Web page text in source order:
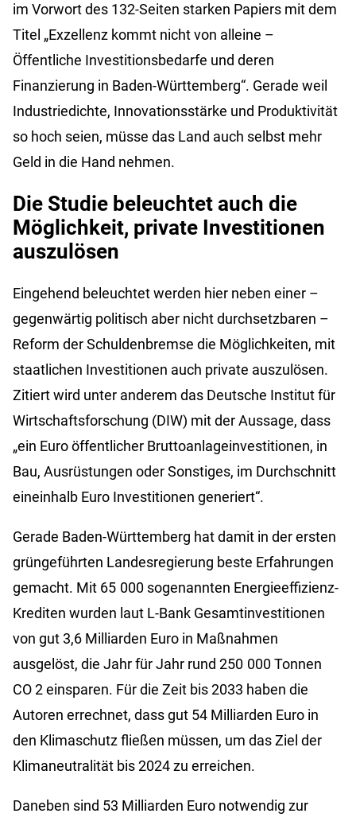
im Vorwort des 132-Seiten starken Papiers mit dem
Titel „Exzellenz kommt nicht von alleine –
Öffentliche Investitionsbedarfe und deren
Finanzierung in Baden-Württemberg“. Gerade weil
Industriedichte, Innovationsstärke und Produktivität
so hoch seien, müsse das Land auch selbst mehr
Geld in die Hand nehmen.
Die Studie beleuchtet auch die
Möglichkeit, private Investitionen
auszulösen
Eingehend beleuchtet werden hier neben einer –
gegenwärtig politisch aber nicht durchsetzbaren –
Reform der Schuldenbremse die Möglichkeiten, mit
staatlichen Investitionen auch private auszulösen.
Zitiert wird unter anderem das Deutsche Institut für
Wirtschaftsforschung (DIW) mit der Aussage, dass
„ein Euro öffentlicher Bruttoanlageinvestitionen, in
Bau, Ausrüstungen oder Sonstiges, im Durchschnitt
eineinhalb Euro Investitionen generiert“.
Gerade Baden-Württemberg hat damit in der ersten
grüngeführten Landesregierung beste Erfahrungen
gemacht. Mit 65 000 sogenannten Energieeffizienz-
Krediten wurden laut L-Bank Gesamtinvestitionen
von gut 3,6 Milliarden Euro in Maßnahmen
ausgelöst, die Jahr für Jahr rund 250 000 Tonnen
CO2einsparen. Für die Zeit bis 2033 haben die
Autoren errechnet, dass gut 54 Milliarden Euro in
den Klimaschutz fließen müssen, um das Ziel der
Klimaneutralität bis 2024 zu erreichen.
Daneben sind 53 Milliarden Euro notwendig zur